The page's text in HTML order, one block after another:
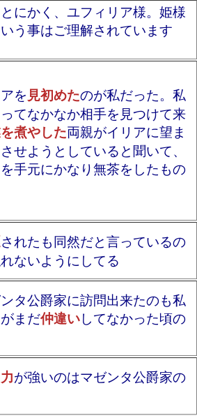
にかく、ユフィリア様。姫様
う事はご理解されています
を見初めたのが私だった。私
てなかなか相手を見つけて来
煮やした両親がイリアに望ま
せようとしていると聞いて、
手元にかなり無茶をしたもの
されたも同然だと言っているの
ないようにしてる
タ公爵家に訪問出来たのも私
まだ仲違いしてなかった頃の
が強いのはマゼンタ公爵家の